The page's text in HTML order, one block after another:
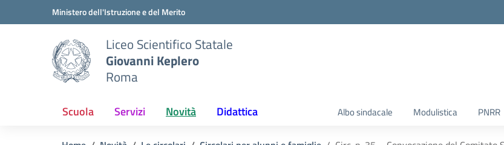
Vai ai contenuti
Vai al menu di navigazioneMinistero dell'Istruzione e del Merito
Liceo Scientifico Statale
Giovanni Keplero
Roma
Scuola Servizi Novità Didattica Albo sindacale Modulistica PNRR